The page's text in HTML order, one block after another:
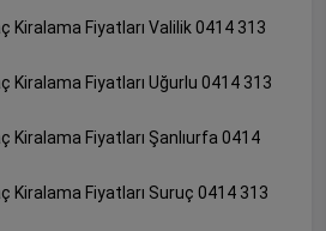
Kiralama Fiyatları Valilik 0414 313
Kiralama Fiyatları Uğurlu 0414 313
Kiralama Fiyatları Şanlıurfa 0414
Kiralama Fiyatları Suruç 0414 313